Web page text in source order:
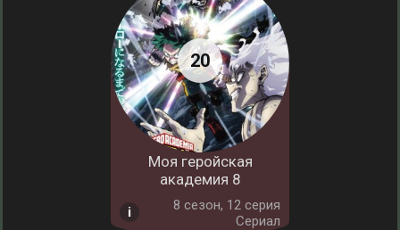
Моя геройская
академия 8
8 cезон, 12 серия
Сериал